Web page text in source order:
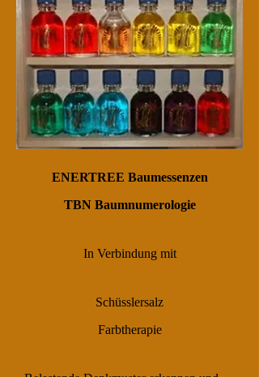
ENERTREE Baumessenzen
TBN Baumnumerologie
In Verbindung mit
Schüsslersalz
Farbtherapie